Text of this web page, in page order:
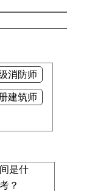
消防师
建筑师
是什
？